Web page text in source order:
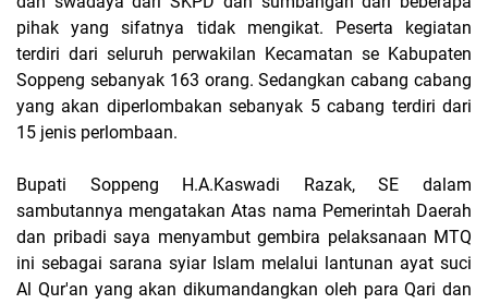
pihak yang sifatnya tidak mengikat. Peserta kegiatan
terdiri dari seluruh perwakilan Kecamatan se Kabupaten
Soppeng sebanyak 163 orang. Sedangkan cabang cabang
yang akan diperlombakan sebanyak 5 cabang terdiri dari
15 jenis perlombaan.
Bupati Soppeng H.A.Kaswadi Razak, SE dalam
sambutannya mengatakan Atas nama Pemerintah Daerah
dan pribadi saya menyambut gembira pelaksanaan MTQ
ini sebagai sarana syiar Islam melalui lantunan ayat suci
Al Qur'an yang akan dikumandangkan oleh para Qari dan